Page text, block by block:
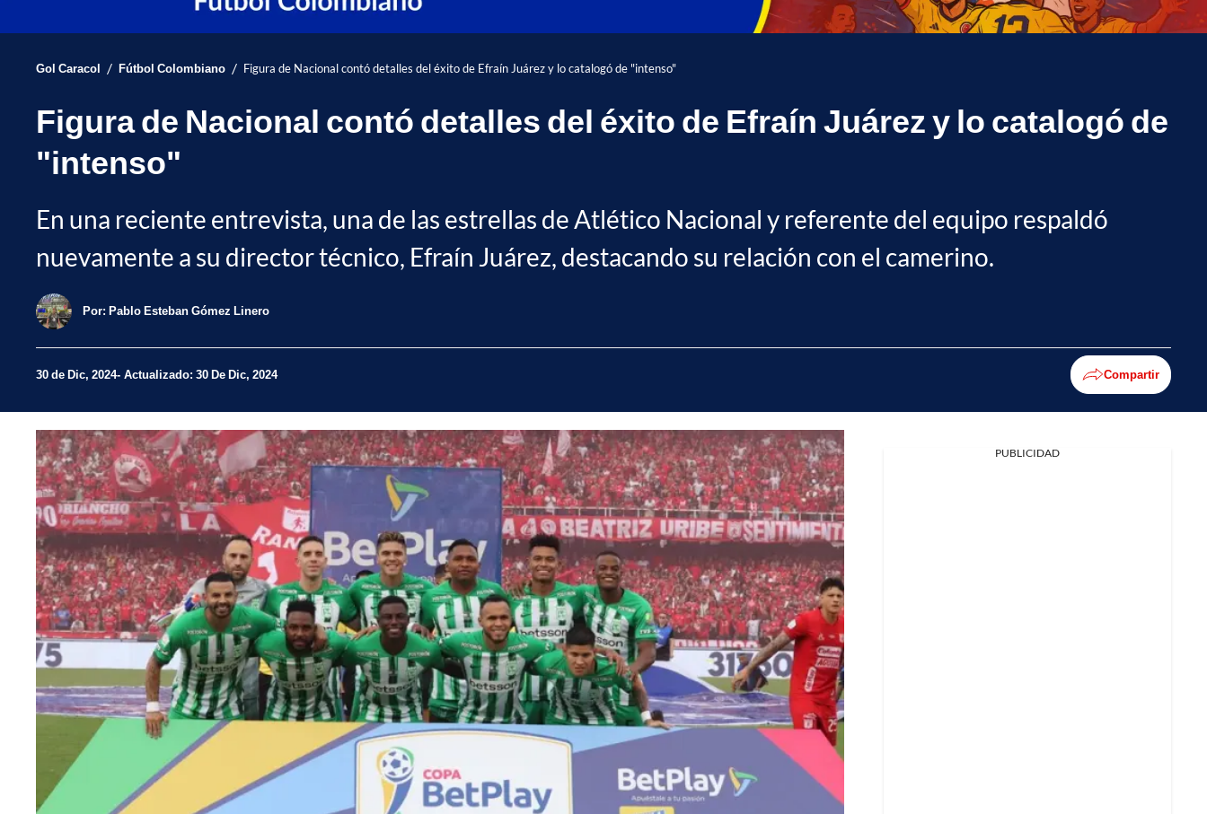
Gol Caracol / Fútbol Colombiano / Figura de Nacional contó detalles del éxito de Efraín Juárez y lo catalogó de "intenso"
Figura de Nacional contó detalles del éxito de Efraín Juárez y lo catalogó de
"intenso"
En una reciente entrevista, una de las estrellas de Atlético Nacional y referente del equipo respaldó
nuevamente a su director técnico, Efraín Juárez, destacando su relación con el camerino.
Por: Pablo Esteban Gómez Linero
30 de Dic, 2024 Actualizado: 30 De Dic, 2024 Compartir
PUBLICIDAD